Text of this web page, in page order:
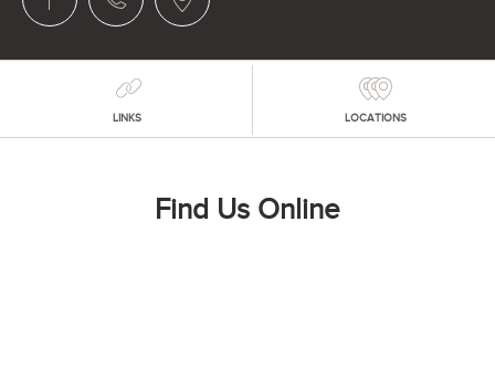
LINKS LOCATIONS
Find Us Online